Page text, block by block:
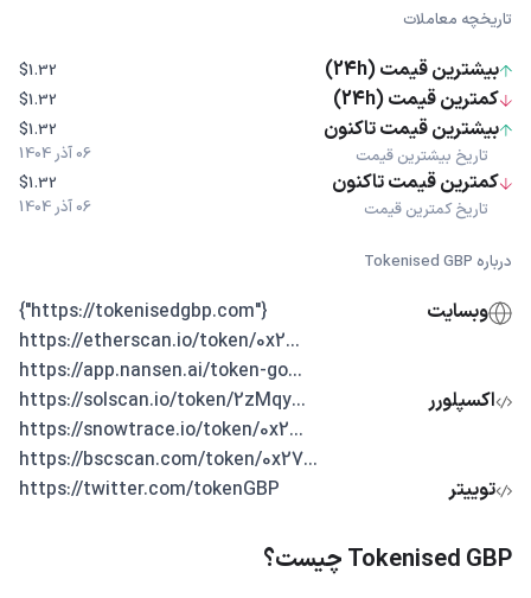
تاریخچه معاملات
بیشترین قیمت (24h) $1.32
کمترین قیمت (24h) $1.32
بیشترین قیمت تاکنون
تاریخ بیشترین قیمت
$1.32
06 آذر 1404
کمترین قیمت تاکنون
تاریخ کمترین قیمت
$1.32
06 آذر 1404
درباره Tokenised GBP
وبسایت {"https://tokenisedgbp.com"}
اکسپلورر
...https://etherscan.io/token/0x2
...https://app.nansen.ai/token-go
...https://solscan.io/token/2zMqy
...https://snowtrace.io/token/0x2
...https://bscscan.com/token/0x27
توییتر
https://twitter.com/tokenGBP
Tokenised GBP چیست؟